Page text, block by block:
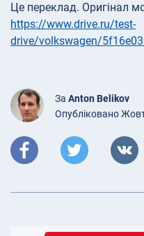
Це переклад. Оригінал
https://www.drive.ru/test-
drive/volkswagen/
За Anton Belikov
Опубліковано